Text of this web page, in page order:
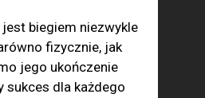
jest biegiem niezwykle
fizycznie, jak
jego ukończenie
sukces dla każdego